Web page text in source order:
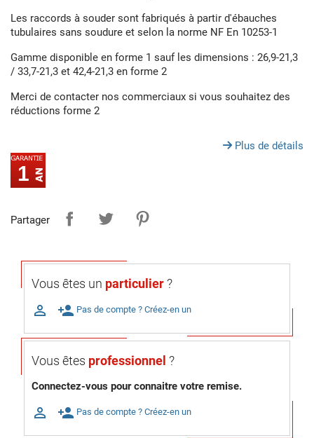
Les raccords à souder sont fabriqués à partir d'ébauches
tubulaires sans soudure et selon la norme NF En 10253-1
Gamme disponible en forme 1 sauf les dimensions : 26,9-21,3
/ 33,7-21,3 et 42,4-21,3 en forme 2
Merci de contacter nos commerciaux si vous souhaitez des
réductions forme 2
Plus de détails
1
Partager
Vous êtes un particulier?
 person_add Pas de compte ? Créez-en un
Vous êtes professionnel ?
Connectez-vous pour connaitre votre remise.
 person_add Pas de compte ? Créez-en un